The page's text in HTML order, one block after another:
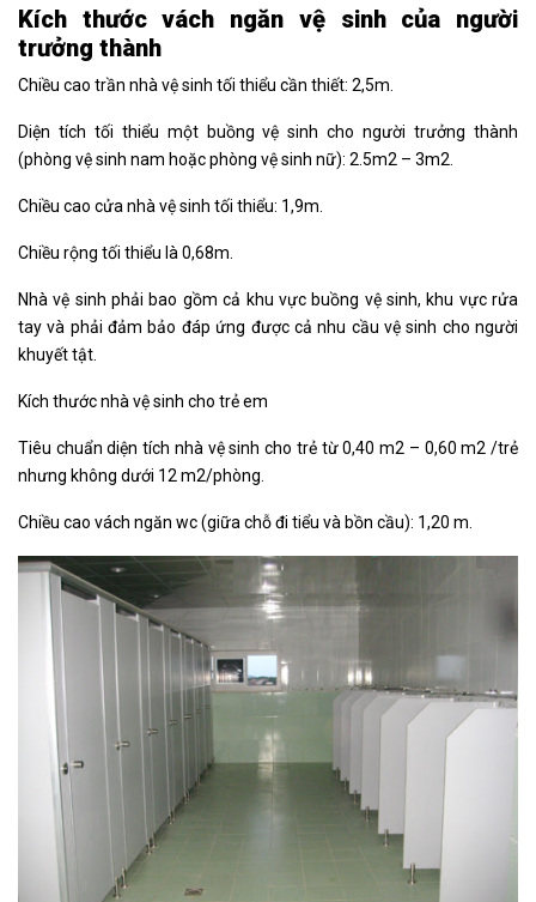
Kích thước vách ngăn vệ sinh của người
trưởng thành
Chiều cao trần nhà vệ sinh tối thiểu cần thiết: 2,5m.
Diện tích tối thiểu một buồng vệ sinh cho người trưởng thành
(phòng vệ sinh nam hoặc phòng vệ sinh nữ): 2.5m2 – 3m2.
Chiều cao cửa nhà vệ sinh tối thiểu: 1,9m.
Chiều rộng tối thiểu là 0,68m.
Nhà vệ sinh phải bao gồm cả khu vực buồng vệ sinh, khu vực rửa
tay và phải đảm bảo đáp ứng được cả nhu cầu vệ sinh cho người
khuyết tật.
Kích thước nhà vệ sinh cho trẻ em
Tiêu chuẩn diện tích nhà vệ sinh cho trẻ từ 0,40 m2 – 0,60 m2 /trẻ
nhưng không dưới 12 m2/phòng.
Chiều cao vách ngăn wc (giữa chỗ đi tiểu và bồn cầu): 1,20 m.